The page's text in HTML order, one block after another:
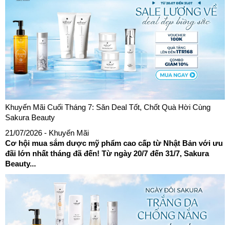
Khuyến Mãi Cuối Tháng 7: Săn Deal Tốt, Chốt Quà Hời Cùng
Sakura Beauty
21/07/2026 - Khuyến Mãi
Cơ hội mua sắm dược mỹ phẩm cao cấp từ Nhật Bản với ưu
đãi lớn nhất tháng đã đến! Từ ngày 20/7 đến 31/7, Sakura
Beauty...